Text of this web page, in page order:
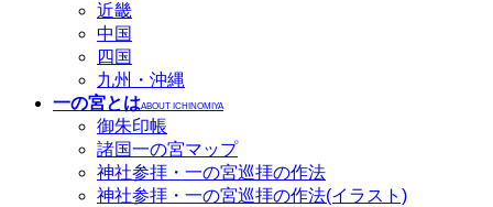
近畿
中国
四国
九州・沖縄
一の宮とはABOUT ICHINOMIYA
御朱印帳
諸国一の宮マップ
神社参拝・一の宮巡拝の作法
神社参拝・一の宮巡拝の作法(イラスト)